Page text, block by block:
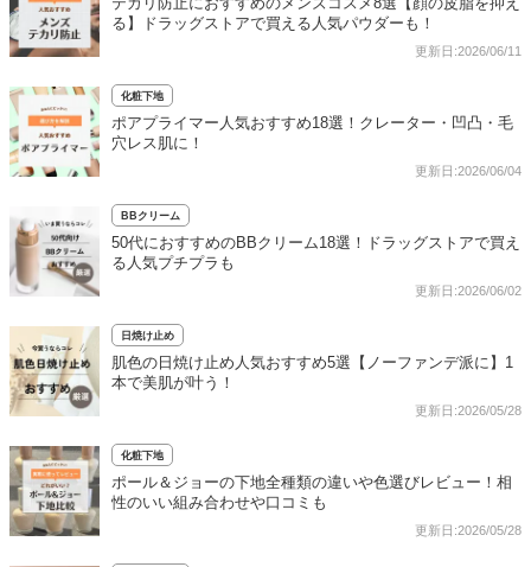
る】ドラッグストアで買える人気パウダーも！
更新日:2026/06/11
化粧下地
ポアプライマー人気おすすめ18選！クレーター・凹凸・毛
穴レス肌に！
更新日:2026/06/04
BBクリーム
50代におすすめのBBクリーム18選！ドラッグストアで買え
る人気プチプラも
更新日:2026/06/02
日焼け止め
肌色の日焼け止め人気おすすめ5選【ノーファンデ派に】1
本で美肌が叶う！
更新日:2026/05/28
化粧下地
ポール＆ジョーの下地全種類の違いや色選びレビュー！相
性のいい組み合わせや口コミも
更新日:2026/05/28